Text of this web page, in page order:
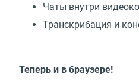
Чаты внутри
Транскрибация и
Теперь и в браузере!